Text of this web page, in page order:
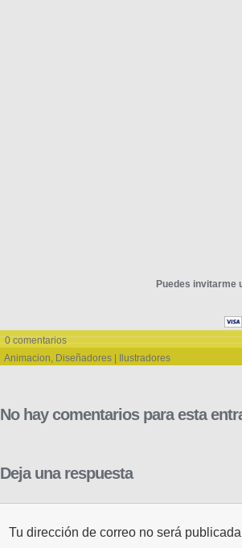
Puedes invitarme
0 comentarios
Animacion, Diseñadores | Ilustradores
No hay comentarios para esta
Deja una respuesta
Tu dirección de correo no será